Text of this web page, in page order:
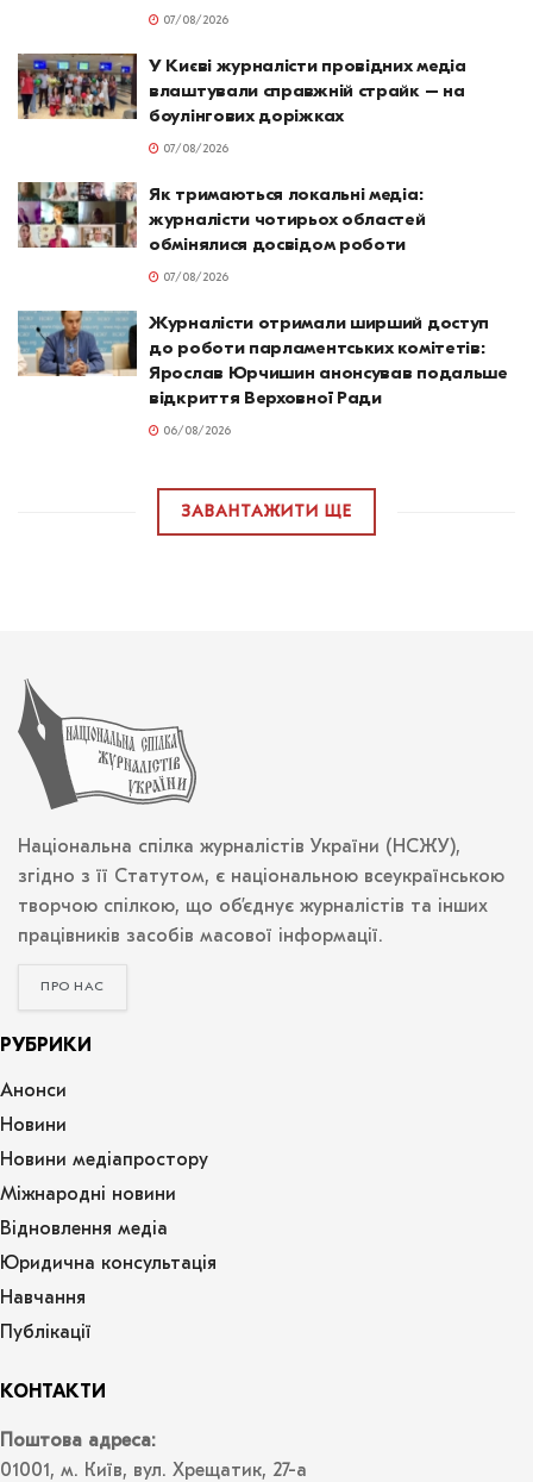
07/08/2026
У Києві журналісти провідних медіа
влаштували справжній страйк – на
боулінгових доріжках
07/08/2026
Як тримаються локальні медіа:
журналісти чотирьох областей
обмінялися досвідом роботи
07/08/2026
Журналісти отримали ширший доступ
до роботи парламентських комітетів:
Ярослав Юрчишин анонсував подальше
відкриття Верховної Ради
06/08/2026
ЗАВАНТАЖИТИ ЩЕ
Національна спілка журналістів України (НСЖУ),
згідно з її Статутом, є національною всеукраїнською
творчою спілкою, що об’єднує журналістів та інших
працівників засобів масової інформації.
ПРО НАС
РУБРИКИ
Анонси
Новини
Новини медіапростору
Міжнародні новини
Відновлення медіа
Юридична консультація
Навчання
Публікації
КОНТАКТИ
Поштова адреса:
01001, м. Київ, вул. Хрещатик, 27-а